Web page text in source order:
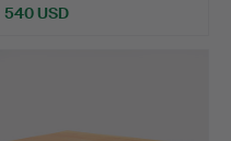
540 USD